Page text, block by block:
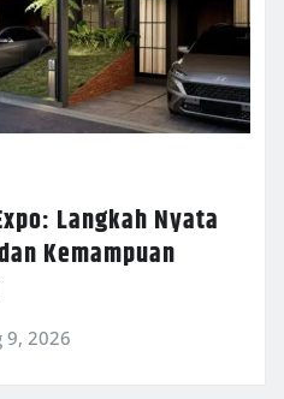
Langkah Nyata
Kemampuan
9, 2026